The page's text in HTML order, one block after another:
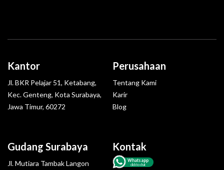
Gudang Surabaya
Jl. Mutiara Tambak Langon
Kantor
Jl. BKR Pelajar 51, Ketabang,
Kec. Genteng, Kota Surabaya,
Jawa Timur, 60272
Kontak
Whatsapp
click to chat
Perusahaan
Tentang Kami
Karir
Blog